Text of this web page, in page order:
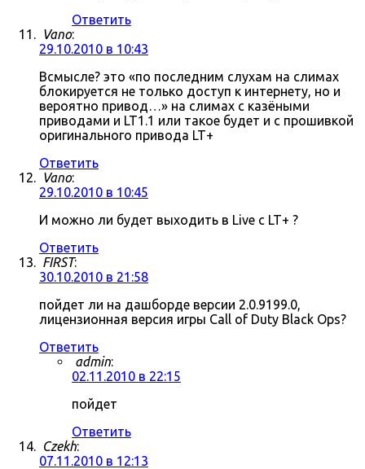
Ответить
Vano:
29.10.2010 в 10:43
Всмысле? это «по последним слухам на слимах
блокируется не только доступ к интернету, но и
вероятно привод…» на слимах с казёными
приводами и LT1.1 или такое будет и с прошивкой
оригинального привода LT+
Ответить
Vano:
29.10.2010 в 10:45
И можно ли будет выходить в Live c LT+ ?
Ответить
FIRST:
30.10.2010 в 21:58
пойдет ли на дашборде версии 2.0.9199.0,
лицензионная версия игры Call of Duty Black Ops?
Ответить
admin:
02.11.2010 в 22:15
пойдет
Ответить
Czekh:
07.11.2010 в 12:13